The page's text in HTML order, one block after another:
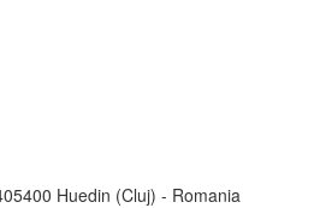
Huedin (Cluj) - Romania